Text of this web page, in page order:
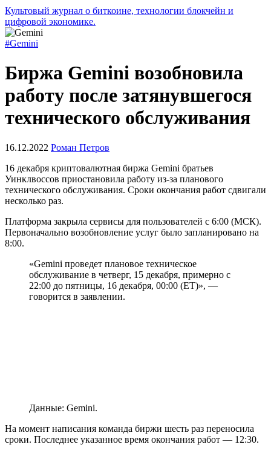
Культовый журнал о биткоине, технологии блокчейн и
цифровой экономике.
#Gemini
Биржа Gemini возобновила
работу после затянувшегося
технического обслуживания
16.12.2022 Роман Петров
16 декабря криптовалютная биржа Gemini братьев
Уинклвоссов приостановила работу из-за планового
технического обслуживания. Сроки окончания работ сдвигали
несколько раз.
Платформа закрыла сервисы для пользователей с 6:00 (МСК).
Первоначально возобновление услуг было запланировано на
8:00.
«Gemini проведет плановое техническое
обслуживание в четверг, 15 декабря, примерно с
22:00 до пятницы, 16 декабря, 00:00 (ET)», —
говорится в заявлении.
Данные: Gemini.
На момент написания команда биржи шесть раз переносила
сроки. Последнее указанное время окончания работ — 12:30.